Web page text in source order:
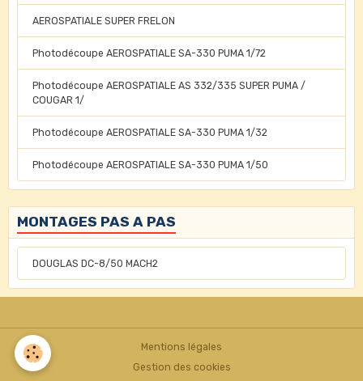
AEROSPATIALE SUPER FRELON
Photodécoupe AEROSPATIALE SA-330 PUMA 1/72
Photodécoupe AEROSPATIALE AS 332/335 SUPER PUMA /
COUGAR 1/
Photodécoupe AEROSPATIALE SA-330 PUMA 1/32
Photodécoupe AEROSPATIALE SA-330 PUMA 1/50
MONTAGES PAS A PAS
DOUGLAS DC-8/50 MACH2
Mentions légales
Gestion des cookies